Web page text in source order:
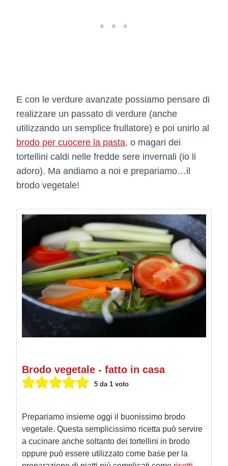
E con le verdure avanzate possiamo pensare di
realizzare un passato di verdure (anche
utilizzando un semplice frullatore) e poi unirlo al
brodo per cuocere la pasta, o magari dei
tortellini caldi nelle fredde sere invernali (io li
adoro). Ma andiamo a noi e prepariamo…il
brodo vegetale!
Brodo vegetale - fatto in casa
5da 1 voto
Prepariamo insieme oggi il buonissimo brodo
vegetale. Questa semplicissimo ricetta può servire
a cucinare anche soltanto dei tortellini in brodo
oppure può essere utilizzato come base per la